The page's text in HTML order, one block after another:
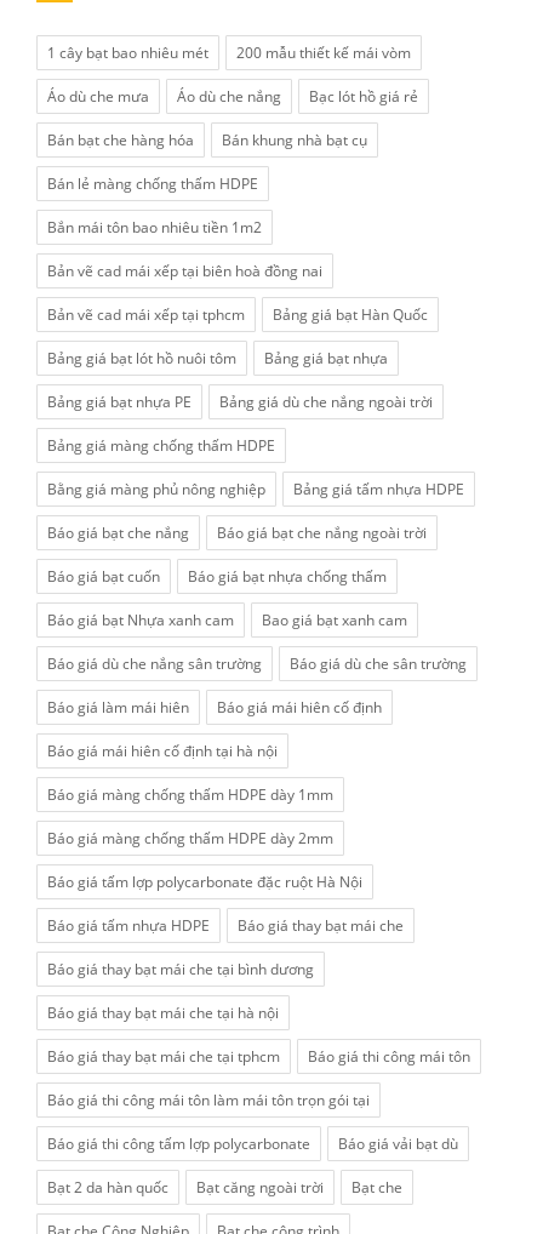
1 cây bạt bao nhiêu mét 200 mẫu thiết kế mái vòm
Áo dù che mưa Áo dù che nắng Bạc lót hồ giá rẻ
Bán bạt che hàng hóa Bán khung nhà bạt cụ
Bán lẻ màng chống thấm HDPE
Bắn mái tôn bao nhiêu tiền 1m2
Bản vẽ cad mái xếp tại biên hoà đồng nai
Bản vẽ cad mái xếp tại tphcm Bảng giá bạt Hàn Quốc
Bảng giá bạt lót hồ nuôi tôm Bảng giá bạt nhựa
Bảng giá bạt nhựa PE Bảng giá dù che nắng ngoài trời
Bảng giá màng chống thấm HDPE
Bằng giá màng phủ nông nghiệp Bảng giá tấm nhựa HDPE
Báo giá bạt che nắng Báo giá bạt che nắng ngoài trời
Báo giá bạt cuốn Báo giá bạt nhựa chống thấm
Báo giá bạt Nhựa xanh cam Bao giá bạt xanh cam
Báo giá dù che nắng sân trường Báo giá dù che sân trường
Báo giá làm mái hiên Báo giá mái hiên cố định
Báo giá mái hiên cố định tại hà nội
Báo giá màng chống thấm HDPE dày 1mm
Báo giá màng chống thấm HDPE dày 2mm
Báo giá tấm lợp polycarbonate đặc ruột Hà Nội
Báo giá tấm nhựa HDPE Báo giá thay bạt mái che
Báo giá thay bạt mái che tại bình dương
Báo giá thay bạt mái che tại hà nội
Báo giá thay bạt mái che tại tphcm Báo giá thi công mái tôn
Báo giá thi công mái tôn làm mái tôn trọn gói tại
Báo giá thi công tấm lợp polycarbonate Báo giá vải bạt dù
Bạt 2 da hàn quốc Bạt căng ngoài trời Bạt che